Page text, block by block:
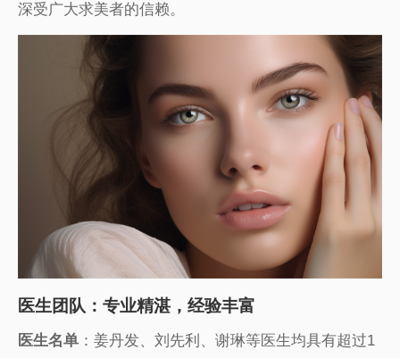
深受广大求美者的信赖。
医生团队：专业精湛，经验丰富
医生名单：姜丹发、刘先利、谢琳等医生均具有超过1